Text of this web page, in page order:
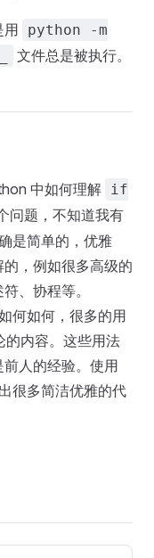
用
python -m
文件总是被执行。
中如何理解 if
问题，不知道我有
是简单的，优雅
，例如很多高级的
、协程等。
何如何，很多的用
的内容。这些用法
人的经验。使用
很多简洁优雅的代